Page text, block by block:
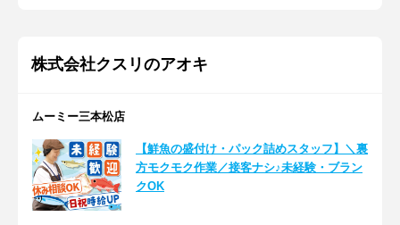
株式会社クスリのアオキ
ムーミー三本松店
【鮮魚の盛付け・パック詰めスタッフ】＼裏
方モクモク作業／接客ナシ♪未経験・ブラン
クOK